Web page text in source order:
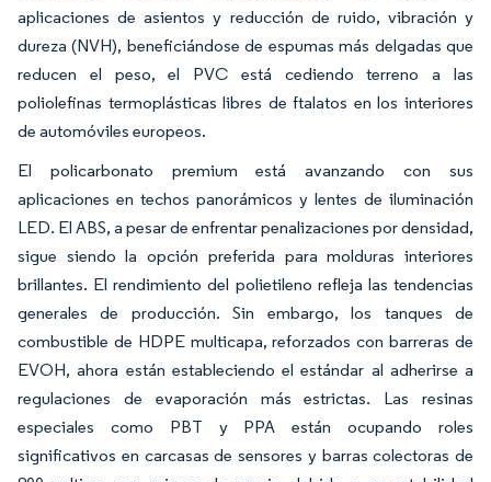
aplicaciones de asientos y reducción de ruido, vibración y
dureza (NVH), beneficiándose de espumas más delgadas que
reducen el peso, el PVC está cediendo terreno a las
poliolefinas termoplásticas libres de ftalatos en los interiores
de automóviles europeos.
El policarbonato premium está avanzando con sus
aplicaciones en techos panorámicos y lentes de iluminación
LED. El ABS, a pesar de enfrentar penalizaciones por densidad,
sigue siendo la opción preferida para molduras interiores
brillantes. El rendimiento del polietileno refleja las tendencias
generales de producción. Sin embargo, los tanques de
combustible de HDPE multicapa, reforzados con barreras de
EVOH, ahora están estableciendo el estándar al adherirse a
regulaciones de evaporación más estrictas. Las resinas
especiales como PBT y PPA están ocupando roles
significativos en carcasas de sensores y barras colectoras de